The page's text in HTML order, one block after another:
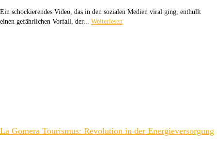
Ein schockierendes Video, das in den sozialen Medien viral ging, enthüllt
einen gefährlichen Vorfall, der... Weiterlesen
La Gomera Tourismus: Revolution in der Energieversorgung